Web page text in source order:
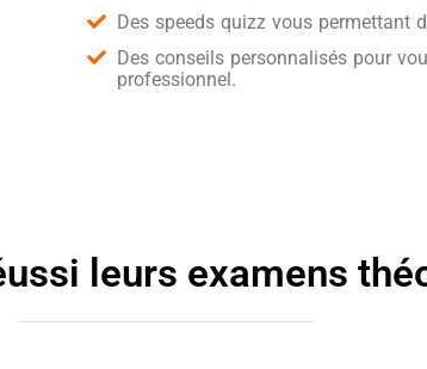
Des speeds quizz vous permettant
Des conseils personnalisés pour
professionnel.
leurs examens